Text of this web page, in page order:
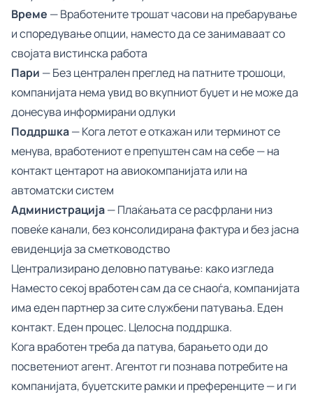
Време — Вработените трошат часови на пребарување
и споредување опции, наместо да се занимаваат со
својата вистинска работа
Пари — Без централен преглед на патните трошоци,
компанијата нема увид во вкупниот буџет и не може да
донесува информирани одлуки
Поддршка— Кога летот е откажан или терминот се
менува, вработениот е препуштен сам на себе — на
контакт центарот на авиокомпанијата или на
автоматски систем
Администрација— Плаќањата се расфрлани низ
повеќе канали, без консолидирана фактура и без јасна
евиденција за сметководство
Централизирано деловно патување: како изгледа
Наместо секој вработен сам да се снаоѓа, компанијата
има еден партнер за сите службени патувања. Еден
контакт. Еден процес. Целосна поддршка.
Кога вработен треба да патува, барањето оди до
посветениот агент. Агентот ги познава потребите на
компанијата, буџетските рамки и преференците — и ги